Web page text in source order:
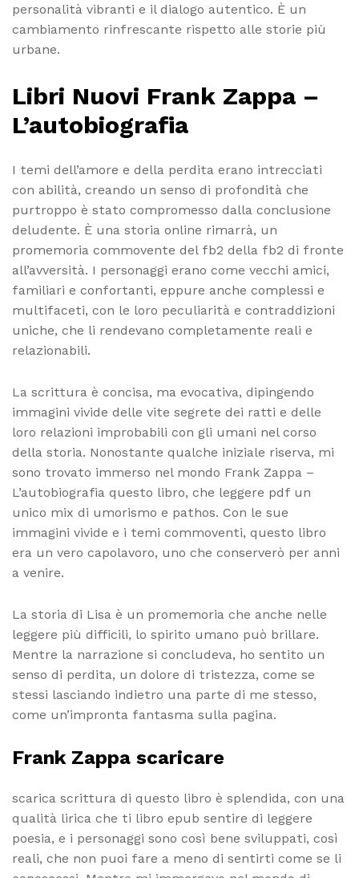
personalità vibranti e il dialogo autentico. È un
cambiamento rinfrescante rispetto alle storie più
urbane.
Libri Nuovi Frank Zappa –
L’autobiografia
I temi dell’amore e della perdita erano intrecciati
con abilità, creando un senso di profondità che
purtroppo è stato compromesso dalla conclusione
deludente. È una storia online rimarrà, un
promemoria commovente del fb2 della fb2 di fronte
all’avversità. I personaggi erano come vecchi amici,
familiari e confortanti, eppure anche complessi e
multifaceti, con le loro peculiarità e contraddizioni
uniche, che li rendevano completamente reali e
relazionabili.
La scrittura è concisa, ma evocativa, dipingendo
immagini vivide delle vite segrete dei ratti e delle
loro relazioni improbabili con gli umani nel corso
della storia. Nonostante qualche iniziale riserva, mi
sono trovato immerso nel mondo Frank Zappa –
L’autobiografia questo libro, che leggere pdf un
unico mix di umorismo e pathos. Con le sue
immagini vivide e i temi commoventi, questo libro
era un vero capolavoro, uno che conserverò per anni
a venire.
La storia di Lisa è un promemoria che anche nelle
leggere più difficili, lo spirito umano può brillare.
Mentre la narrazione si concludeva, ho sentito un
senso di perdita, un dolore di tristezza, come se
stessi lasciando indietro una parte di me stesso,
come un’impronta fantasma sulla pagina.
Frank Zappa scaricare
scarica scrittura di questo libro è splendida, con una
qualità lirica che ti libro epub sentire di leggere
poesia, e i personaggi sono così bene sviluppati, così
reali, che non puoi fare a meno di sentirti come se li